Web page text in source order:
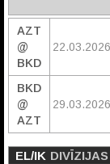
AZT
@
BKD
22.03.2026
BKD
@
AZT
29.03.2026
EL/IK